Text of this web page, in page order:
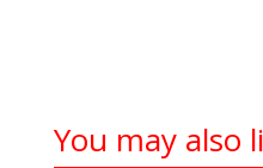
You may also